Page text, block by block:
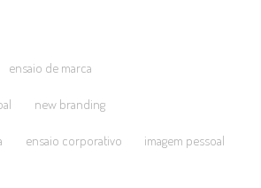
ensaio de marca
new branding
ensaio corporativo imagem pessoal